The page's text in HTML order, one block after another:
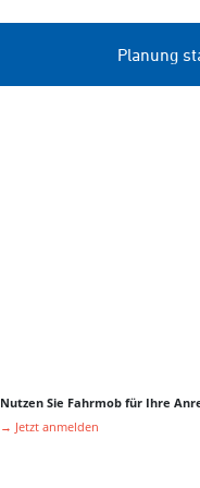
Nutzen Sie Fahrmob für Ihre
→ Jetzt anmelden